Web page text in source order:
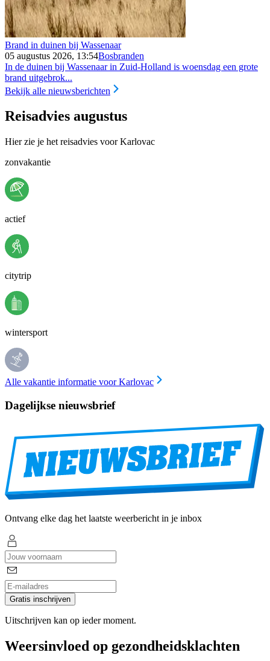
Brand in duinen bij Wassenaar
05 augustus 2026, 13:54Bosbranden
In de duinen bij Wassenaar in Zuid-Holland is woensdag een grote
brand uitgebrok...
Bekijk alle nieuwsberichten
Reisadvies augustus
Hier zie je het reisadvies voor Karlovac
zonvakantie
actief
citytrip
wintersport
Alle vakantie informatie voor Karlovac
Dagelijkse nieuwsbrief
Ontvang elke dag het laatste weerbericht in je inbox
Gratis inschrijven
Uitschrijven kan op ieder moment.
Weersinvloed op gezondheidsklachten